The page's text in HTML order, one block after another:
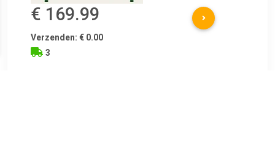
€ 169.99
Verzenden: € 0.00
3